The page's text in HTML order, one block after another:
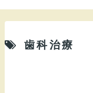
歯科治療